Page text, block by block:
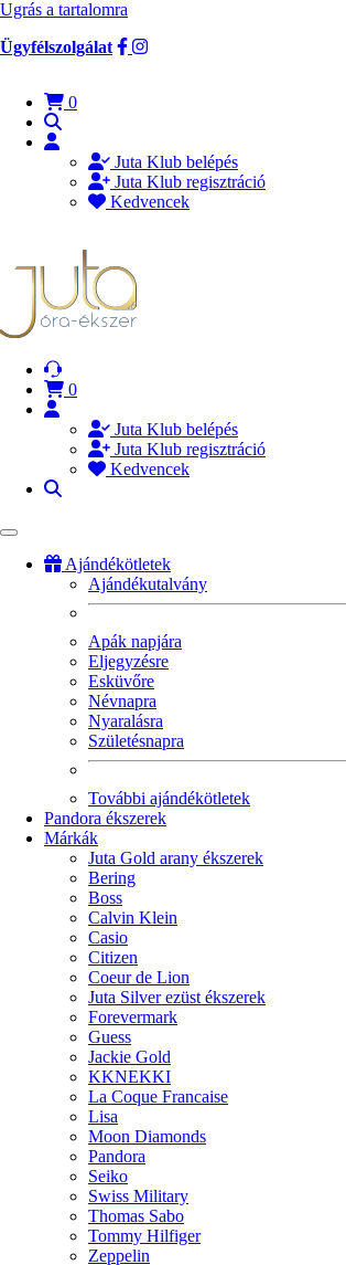
Ugrás a tartalomra
Ügyfélszolgálat
0
Juta Klub belépés
Juta Klub regisztráció
Kedvencek
0
Juta Klub belépés
Juta Klub regisztráció
Kedvencek
Ajándékötletek
Ajándékutalvány
Apák napjára
Eljegyzésre
Esküvőre
Névnapra
Nyaralásra
Születésnapra
További ajándékötletek
Pandora ékszerek
Márkák
Juta Gold arany ékszerek
Bering
Boss
Calvin Klein
Casio
Citizen
Coeur de Lion
Juta Silver ezüst ékszerek
Forevermark
Guess
Jackie Gold
KKNEKKI
La Coque Francaise
Lisa
Moon Diamonds
Pandora
Seiko
Swiss Military
Thomas Sabo
Tommy Hilfiger
Zeppelin